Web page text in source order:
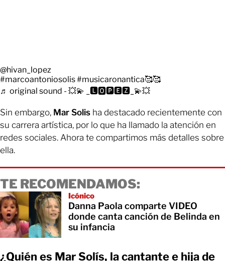
@hivan_lopez
#marcoantoniosolis#musicaronantica🥰🥰
♬ original sound - 💥💫 _🅻🅾🅿🅴🆉_💫💥
Sin embargo, Mar Solis ha destacado recientemente con
su carrera artística, por lo que ha llamado la atención en
redes sociales. Ahora te compartimos más detalles sobre
ella.
TE RECOMENDAMOS:
Icónico
Danna Paola comparte VIDEO
donde canta canción de Belinda en
su infancia
¿Quién es Mar Solís, la cantante e hija de